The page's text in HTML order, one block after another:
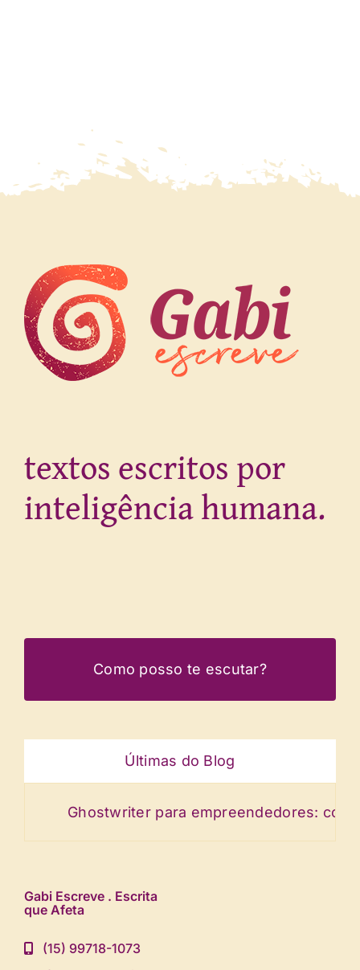
textos escritos por
inteligência humana.
Como posso te escutar?
Últimas do Blog
Ghostwriter para empreendedores: conte
Gabi Escreve . Escrita
que Afeta
(15) 99718-1073